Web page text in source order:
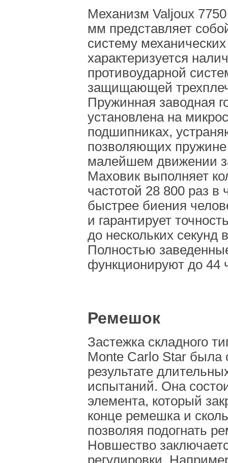
Механизм Valjoux
мм представляет
систему
характеризуется
противоударной
защищающей
Пружинная заводная
установлена на
подшипниках,
позволяющих пружине
малейшем движении
Маховик выполняет
частотой 28 800 раз в
быстрее биения
и гарантирует
до нескольких секунд
Полностью
функционируют до 44
Ремешок
Застежка складного
Monte Carlo Star была
результате
испытаний. Она
элемента, который
конце ремешка и
позволяя подогнать
Новшество
регулировки.